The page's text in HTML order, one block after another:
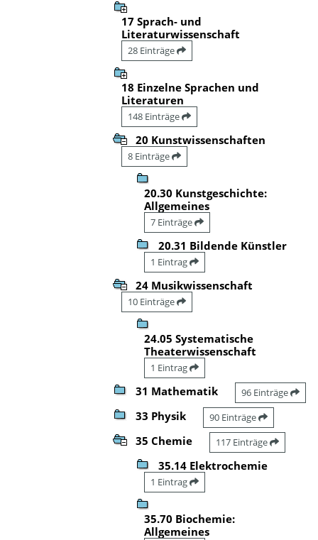
17 Sprach- und
Literaturwissenschaft
28 Einträge
18 Einzelne Sprachen und
Literaturen
148 Einträge
20 Kunstwissenschaften
8 Einträge
20.30 Kunstgeschichte:
Allgemeines
7 Einträge
20.31 Bildende Künstler
1 Eintrag
24 Musikwissenschaft
10 Einträge
24.05 Systematische
Theaterwissenschaft
1 Eintrag
31 Mathematik 96 Einträge
33 Physik 90 Einträge
35 Chemie 117 Einträge
35.14 Elektrochemie
1 Eintrag
35.70 Biochemie:
Allgemeines